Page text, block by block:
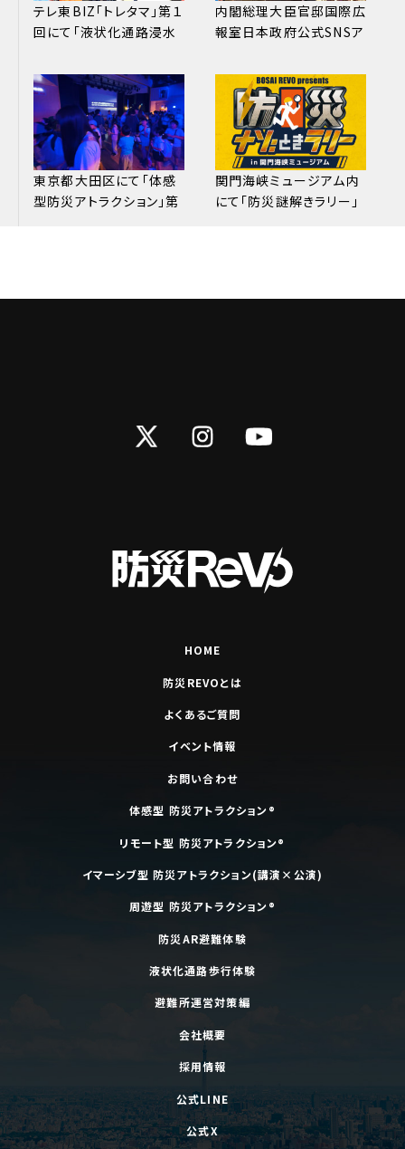
テレ東BIZ「トレタマ」第１
回にて「液状化通路浸⽔
た。
内閣総理⼤⾂官邸国際広
報室⽇本政府公式SNSア
REVOの取り組みが
G7（英語版）を中⼼に発
信されました
東京都⼤⽥区にて「体感
型防災アトラクション」第
関⾨海峡ミュージアム内
にて「防災謎解きラリー」
InstagramYouTube
HOME
防災REVOとは
よくあるご質問
イベント情報
お問い合わせ
体感型 防災アトラクション®
リモート型 防災アトラクション®
イマーシブ型 防災アトラクション(講演×公演)
周遊型 防災アトラクション®
防災AR避難体験
液状化通路歩行体験
避難所運営対策編
会社概要
採用情報
公式LINE
公式X